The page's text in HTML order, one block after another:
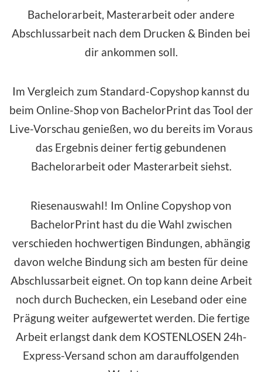
Bachelorarbeit, Masterarbeit oder andere
Abschlussarbeit nach dem Drucken & Binden bei
dir ankommen soll.
Im Vergleich zum Standard-Copyshop kannst du
beim Online-Shop von BachelorPrint das Tool der
Live-Vorschau genießen, wo du bereits im Voraus
das Ergebnis deiner fertig gebundenen
Bachelorarbeit oder Masterarbeit siehst.
Riesenauswahl! Im Online Copyshop von
BachelorPrint hast du die Wahl zwischen
verschieden hochwertigen Bindungen, abhängig
davon welche Bindung sich am besten für deine
Abschlussarbeit eignet. On top kann deine Arbeit
noch durch Buchecken, ein Leseband oder eine
Prägung weiter aufgewertet werden. Die fertige
Arbeit erlangst dank dem KOSTENLOSEN 24h-
Express-Versand schon am darauffolgenden